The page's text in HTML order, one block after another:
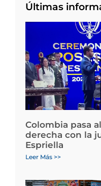
Últimas
Colombia pasa
derecha con la
Espriella
Leer Más >>